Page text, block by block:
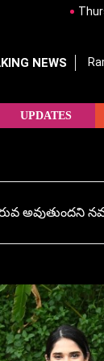
NEWS
UPDATES
అవుతుందని